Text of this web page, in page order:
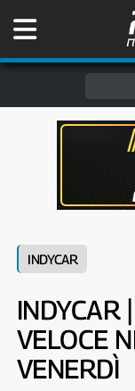
INDYCAR
INDYCAR
VELOCE
VENERDÌ